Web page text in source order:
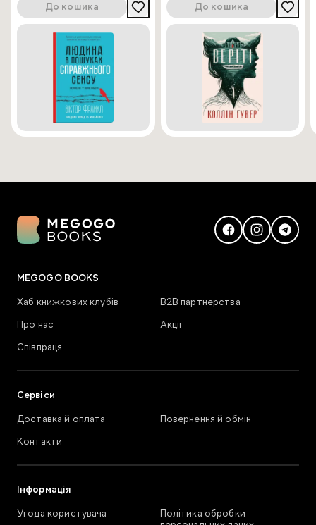
До кошика До кошика
MEGOGO BOOKS
Хаб книжкових клубів
В2В партнерства
Про нас
Акції
Співпраця
Сервіси
Доставка й оплата
Повернення й обмін
Контакти
Інформація
Угода користувача
Політика обробки